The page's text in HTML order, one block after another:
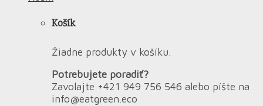
Košík
Žiadne produkty v košíku.
Potrebujete poradiť?
Zavolajte +421 949 756 546 alebo píšte na
info@eatgreen.eco